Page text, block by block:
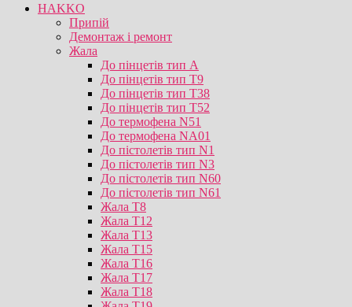
HAKKO
Припій
Демонтаж і ремонт
Жала
До пінцетів тип А
До пінцетів тип T9
До пінцетів тип T38
До пінцетів тип T52
До термофена N51
До термофена NA01
До пістолетів тип N1
До пістолетів тип N3
До пістолетів тип N60
До пістолетів тип N61
Жала T8
Жала T12
Жала T13
Жала T15
Жала T16
Жала T17
Жала T18